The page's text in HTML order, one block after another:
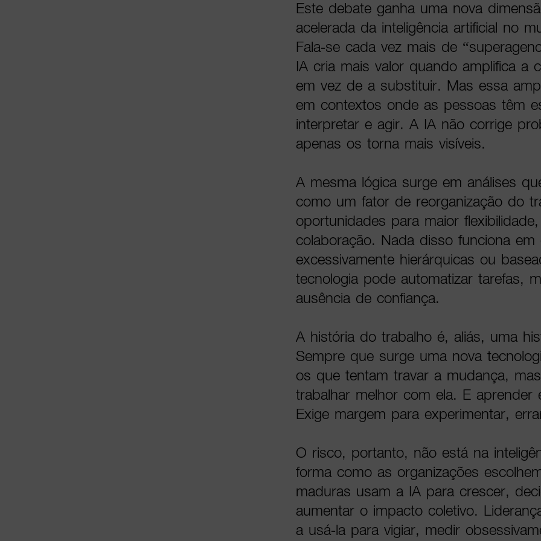
Este debate ganha uma nova
acelerada da inteligência artificial no
Fala-se cada vez mais de
IA cria mais valor quando amplifica a
em vez de a substituir. Mas essa
em contextos onde as pessoas têm
interpretar e agir. A IA não corrige
apenas os torna mais visíveis.
A mesma lógica surge em análises
como um fator de reorganização do
oportunidades para maior
colaboração. Nada disso funciona em
excessivamente hierárquicas ou
tecnologia pode automatizar tarefas,
ausência de confiança.
A história do trabalho é, aliás, uma
Sempre que surge uma nova
os que tentam travar a mudança,
trabalhar melhor com ela. E aprender
Exige margem para experimentar,
O risco, portanto, não está na
forma como as organizações
maduras usam a IA para crescer,
aumentar o impacto coletivo.
a usá-la para vigiar, medir